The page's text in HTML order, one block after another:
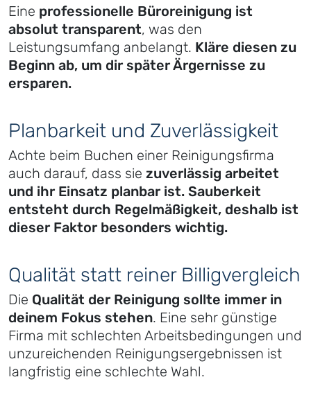
Eine professionelle Büroreinigung ist
absolut transparent, was den
Leistungsumfang anbelangt. Kläre diesen zu
Beginn ab, um dir später Ärgernisse zu
ersparen.
Planbarkeit und Zuverlässigkeit
Achte beim Buchen einer Reinigungsfirma
auch darauf, dass sie zuverlässig arbeitet
und ihr Einsatz planbar ist. Sauberkeit
entsteht durch Regelmäßigkeit, deshalb ist
dieser Faktor besonders wichtig.
Qualität statt reiner Billigvergleich
Die Qualität der Reinigung sollte immer in
deinem Fokus stehen. Eine sehr günstige
Firma mit schlechten Arbeitsbedingungen und
unzureichenden Reinigungsergebnissen ist
langfristig eine schlechte Wahl.